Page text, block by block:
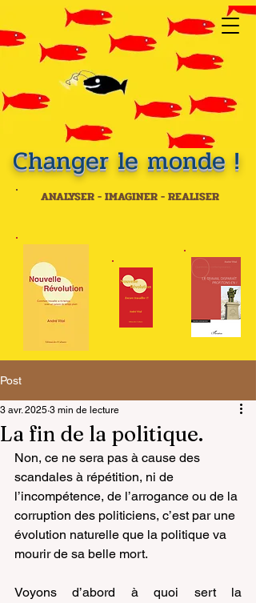
Changer le monde !
ANALYSER - IMAGINER - REALISER
Post
La fin de la politique.
3 avr. 2025 3 min de lecture
Non, ce ne sera pas à cause des
scandales à répétition, ni de
l’incompétence, de l’arrogance ou de la
corruption des politiciens, c’est par une
évolution naturelle que la politique va
mourir de sa belle mort.
Voyons d’abord à quoi sert la